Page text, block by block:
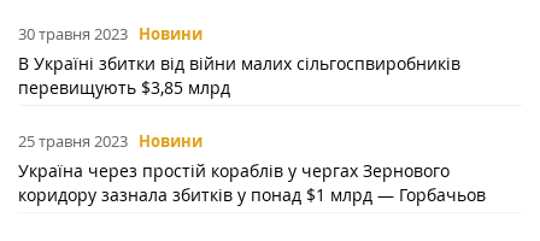
30 травня 2023 Новини
В Україні збитки від війни малих сільгоспвиробників
перевищують $3,85 млрд
25 травня 2023 Новини
Україна через простій кораблів у чергах Зернового
коридору зазнала збитків у понад $1 млрд — Горбачьов